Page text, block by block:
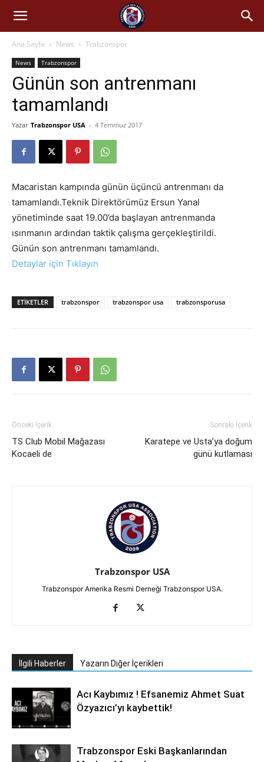
Ana Sayfa News Trabzonspor
News Trabzonspor
Günün son antrenmanı
tamamlandı
Yazar Trabzonspor USA - 4 Temmuz 2017
Macaristan kampında günün üçüncü antrenmanı da
tamamlandı.Teknik Direktörümüz Ersun Yanal
yönetiminde saat 19.00’da başlayan antrenmanda
ısınmanın ardından taktik çalışma gerçekleştirildi.
Günün son antrenmanı tamamlandı.
Detaylar için Tıklayın
ETIKETLER trabzonspor trabzonspor usa trabzonsporusa
Önceki İçerik
TS Club Mobil Mağazası
Kocaeli de
Sonraki İçerik
Karatepe ve Usta’ya doğum
günü kutlaması
Trabzonspor USA
Trabzonspor Amerika Resmi Derneği Trabzonspor USA.
İlgili Haberler Yazarın Diğer İçerikleri
Acı Kaybımız ! Efsanemiz Ahmet Suat
Özyazıcı’yı kaybettik!
Trabzonspor Eski Başkanlarından